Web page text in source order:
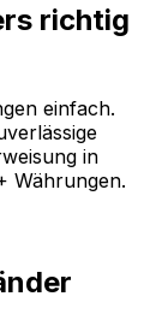
richtig
einfach.
in
Währungen.